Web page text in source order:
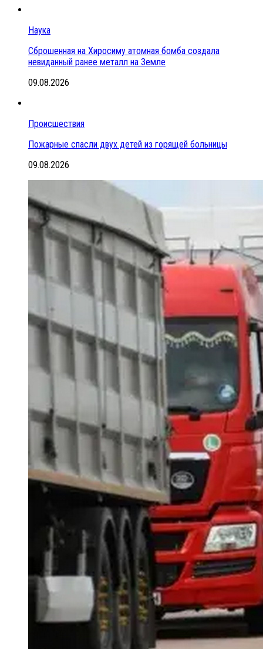
Наука
Сброшенная на Хиросиму атомная бомба создала
невиданный ранее металл на Земле
09.08.2026
Происшествия
Пожарные спасли двух детей из горящей больницы
09.08.2026